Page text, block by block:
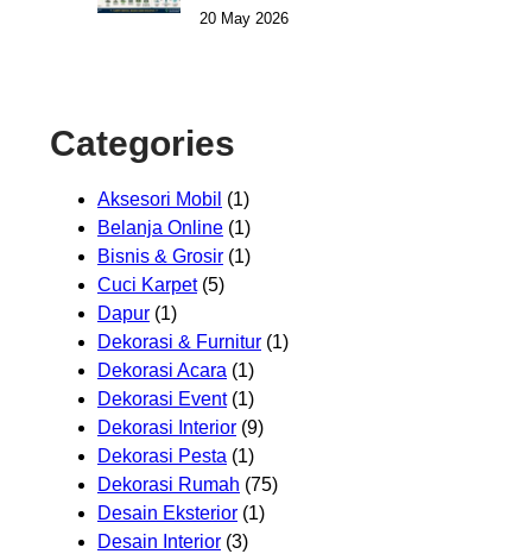
20 May 2026
Categories
Aksesori Mobil (1)
Belanja Online (1)
Bisnis & Grosir (1)
Cuci Karpet(5)
Dapur (1)
Dekorasi & Furnitur (1)
Dekorasi Acara (1)
Dekorasi Event(1)
Dekorasi Interior (9)
Dekorasi Pesta (1)
Dekorasi Rumah (75)
Desain Eksterior (1)
Desain Interior (3)